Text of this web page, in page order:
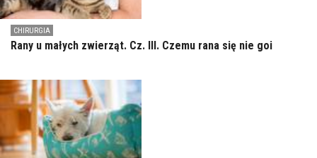
CHIRURGIA
Rany u małych zwierząt. Cz. III. Czemu rana się nie goi